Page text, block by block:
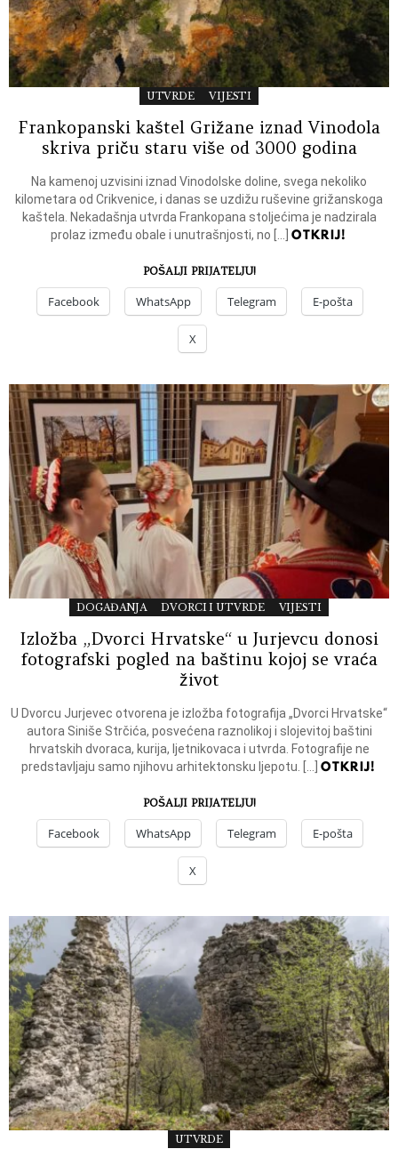
UTVRDE VIJESTI
Frankopanski kaštel Grižane iznad Vinodola
skriva priču staru više od 3000 godina
Na kamenoj uzvisini iznad Vinodolske doline, svega nekoliko
kilometara od Crikvenice, i danas se uzdižu ruševine grižanskoga
kaštela. Nekadašnja utvrda Frankopana stoljećima je nadzirala
prolaz između obale i unutrašnjosti, no […]OTKRIJ!
POŠALJI PRIJATELJU!
Facebook WhatsApp Telegram E-pošta
X
DOGAĐANJA DVORCI I UTVRDE VIJESTI
Izložba „Dvorci Hrvatske“ u Jurjevcu donosi
fotografski pogled na baštinu kojoj se vraća
život
U Dvorcu Jurjevec otvorena je izložba fotografija „Dvorci Hrvatske“
autora Siniše Strčića, posvećena raznolikoj i slojevitoj baštini
hrvatskih dvoraca, kurija, ljetnikovaca i utvrda. Fotografije ne
predstavljaju samo njihovu arhitektonsku ljepotu. […]OTKRIJ!
POŠALJI PRIJATELJU!
Facebook WhatsApp Telegram E-pošta
X
UTVRDE